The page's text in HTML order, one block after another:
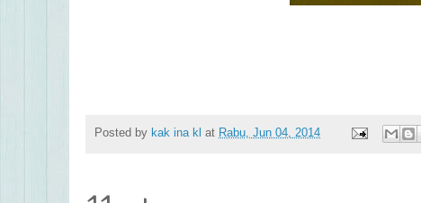
Posted by kak ina kl at Rabu, Jun 04, 2014